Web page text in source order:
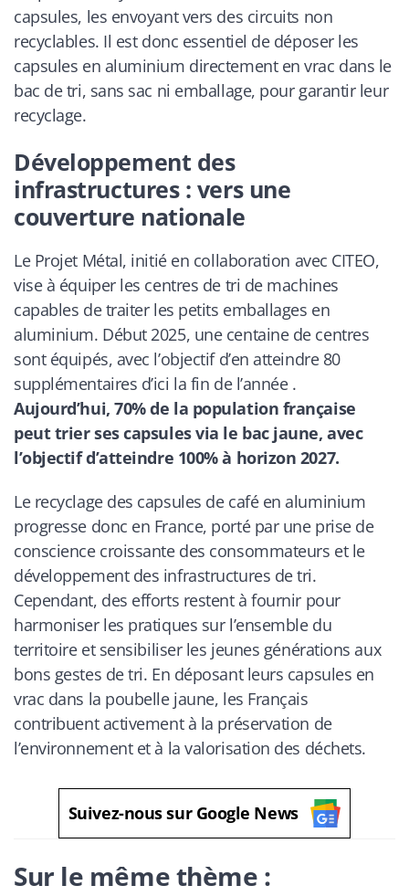
capsules, les envoyant vers des circuits non
recyclables. Il est donc essentiel de déposer les
capsules en aluminium directement en vrac dans le
bac de tri, sans sac ni emballage, pour garantir leur
recyclage.
Développement des
infrastructures : vers une
couverture nationale
Le Projet Métal, initié en collaboration avec CITEO,
vise à équiper les centres de tri de machines
capables de traiter les petits emballages en
aluminium. Début 2025, une centaine de centres
sont équipés, avec l’objectif d’en atteindre 80
supplémentaires d’ici la fin de l’année .
Aujourd’hui, 70% de la population française
peut trier ses capsules via le bac jaune, avec
l’objectif d’atteindre 100% à horizon 2027.
Le recyclage des capsules de café en aluminium
progresse donc en France, porté par une prise de
conscience croissante des consommateurs et le
développement des infrastructures de tri.
Cependant, des efforts restent à fournir pour
harmoniser les pratiques sur l’ensemble du
territoire et sensibiliser les jeunes générations aux
bons gestes de tri. En déposant leurs capsules en
vrac dans la poubelle jaune, les Français
contribuent activement à la préservation de
l’environnement et à la valorisation des déchets.
Suivez-nous sur Google News
Sur le même thème :